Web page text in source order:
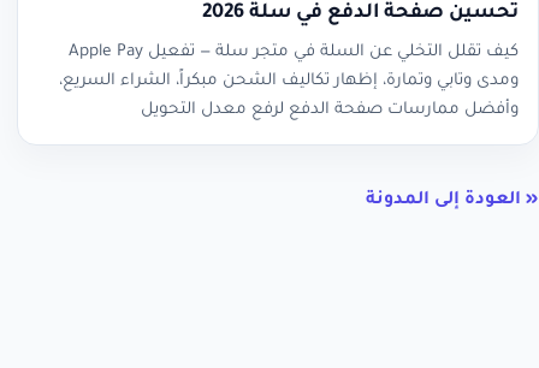
تحسين صفحة الدفع في سلة 2026
كيف تقلل التخلي عن السلة في متجر سلة — تفعيل Apple Pay
ومدى وتابي وتمارة، إظهار تكاليف الشحن مبكراً، الشراء السريع،
وأفضل ممارسات صفحة الدفع لرفع معدل التحويل
« العودة إلى المدونة